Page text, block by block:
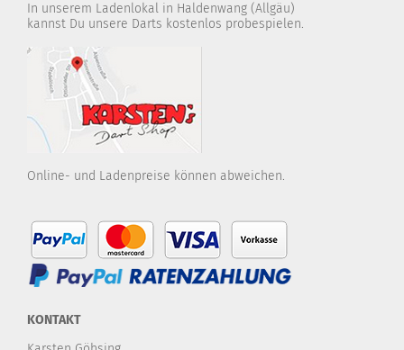
In unserem Ladenlokal in Haldenwang (Allgäu)
kannst Du unsere Darts kostenlos probespielen.
Online- und Ladenpreise können abweichen.
KONTAKT